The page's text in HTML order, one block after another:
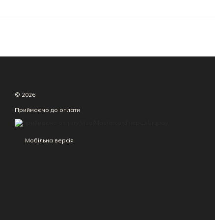
© 2026
Приймаємо до оплати
Мобільна версія